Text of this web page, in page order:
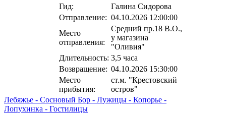
Гид:
Галина Сидорова
Отправление: 04.10.2026 12:00:00
Место
отправления:
Средний пр.18 В.О.,
у магазина
"Оливия"
Длительность: 3,5 часа
Возвращение: 04.10.2026 15:30:00
Место
прибытия:
ст.м. "Крестовский
остров"
Лебяжье - Сосновый Бор - Лужицы - Копорье -
Лопухинка - Гостилицы